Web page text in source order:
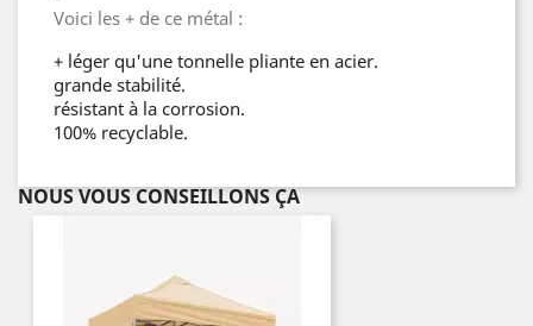
Voici les + de ce métal :
+ léger qu'une tonnelle pliante en acier.
grande stabilité.
résistant à la corrosion.
100% recyclable.
NOUS VOUS CONSEILLONS ÇA